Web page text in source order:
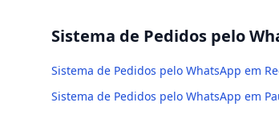
Sistema de Pedidos pelo
Sistema de Pedidos pelo WhatsApp em
Sistema de Pedidos pelo WhatsApp em